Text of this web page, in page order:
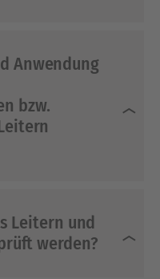
Anwendung
bzw.
Leitern und
werden?